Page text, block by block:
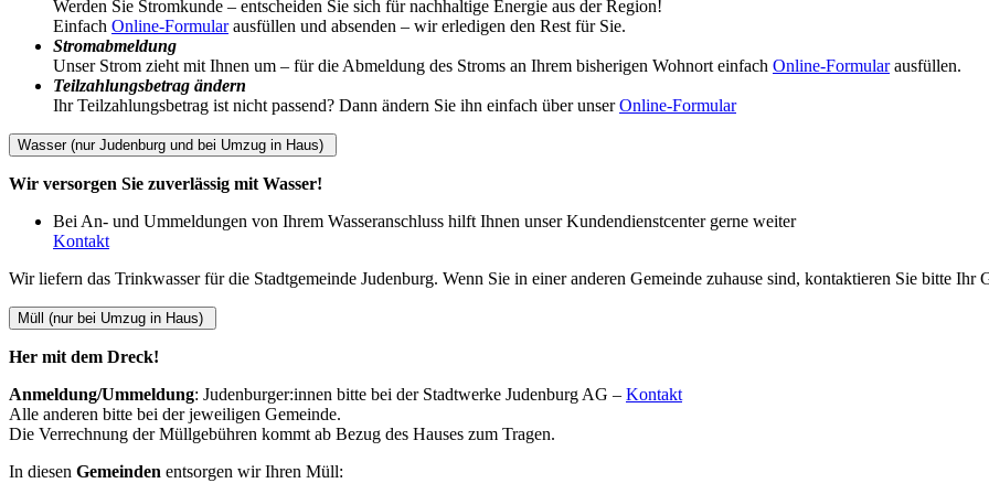
Werden Sie Stromkunde – entscheiden Sie sich für nachhaltige Energie aus der Region!
Einfach Online-Formularausfüllen und absenden – wir erledigen den Rest für Sie.
Stromabmeldung
Unser Strom zieht mit Ihnen um – für die Abmeldung des Stroms an Ihrem bisherigen Wohnort einfach Online-Formularausfüllen.
Teilzahlungsbetrag ändern
Ihr Teilzahlungsbetrag ist nicht passend? Dann ändern Sie ihn einfach über unserOnline-Formular
Wasser (nur Judenburg und bei Umzug in Haus)
Wir versorgen Sie zuverlässig mit Wasser!
Bei An- und Ummeldungen von Ihrem Wasseranschluss hilft Ihnen unser Kundendienstcenter gerne weiter
Kontakt
Wir liefern das Trinkwasser für die Stadtgemeinde Judenburg. Wenn Sie in einer anderen Gemeinde zuhause sind, kontaktieren Sie bitte Ihr
Müll (nur bei Umzug in Haus)
Her mit dem Dreck!
Anmeldung/Ummeldung: Judenburger:innen bitte bei der Stadtwerke Judenburg AG – Kontakt
Alle anderen bitte bei der jeweiligen Gemeinde.
Die Verrechnung der Müllgebühren kommt ab Bezug des Hauses zum Tragen.
In diesen Gemeinden entsorgen wir Ihren Müll: